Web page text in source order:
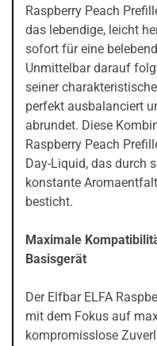
Raspberry Peach
das lebendige, leicht
sofort für eine
Unmittelbar darauf
seiner
perfekt ausbalanciert
abrundet. Diese
Raspberry Peach
Day-Liquid, das durch
konstante
besticht.
Maximale
Basisgerät
Der Elfbar ELFA
mit dem Fokus auf
kompromisslose